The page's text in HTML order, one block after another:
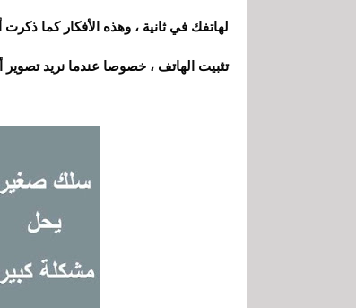
لهاتفك في ثانية ، وهذه الأفكار كما
تثبيت الهاتف ، خصوصا عندما نريد تصوير